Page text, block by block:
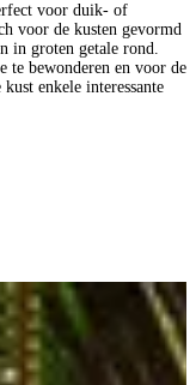
voor duik- of
voor de kusten gevormd
in groten getale rond.
te bewonderen en voor de
enkele interessante